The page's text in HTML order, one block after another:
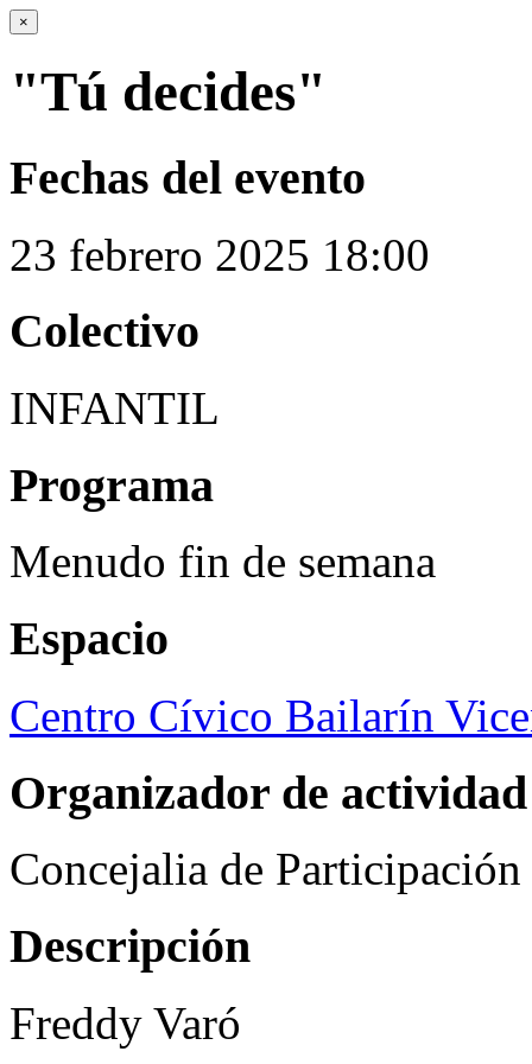
×
"Tú decides"
Fechas del evento
23 febrero 2025 18:00
Colectivo
INFANTIL
Programa
Menudo fin de semana
Espacio
Centro Cívico Bailarín
Organizador de actividad
Concejalia de
Descripción
Freddy Varó